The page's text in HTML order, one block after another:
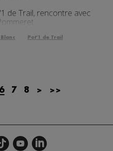
de Trail, rencontre avec
Pot'1 de Trail
6 7 8 > >>